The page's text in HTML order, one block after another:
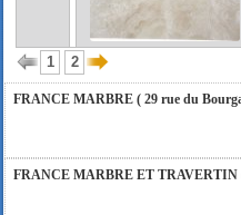
1
2
FERMETURE POUR CONGES
vous répondrons dans les meilleurs
FRANCE MARBRE ( 29 rue du
FRANCE MARBRE ET TRAVERTIN (